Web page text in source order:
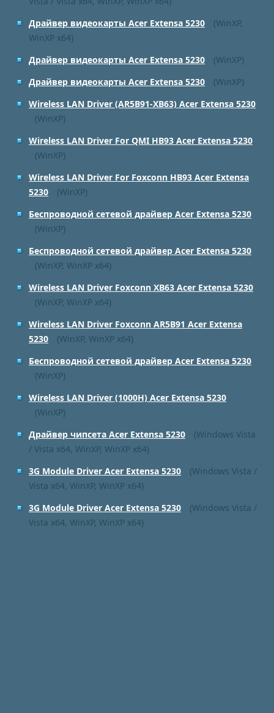
Драйвер видеокарты Acer Extensa 5230
(WinXP,
WinXP x64)
Драйвер видеокарты Acer Extensa 5230
(WinXP)
Драйвер видеокарты Acer Extensa 5230
(WinXP)
Wireless LAN Driver (AR5B91-XB63) Acer Extensa 5230
(WinXP)
Wireless LAN Driver For QMI HB93 Acer Extensa 5230
(WinXP)
Wireless LAN Driver For Foxconn HB93 Acer Extensa
5230
(WinXP)
Беспроводной сетевой драйвер Acer Extensa 5230
(WinXP)
Беспроводной сетевой драйвер Acer Extensa 5230
(WinXP, WinXP x64)
Wireless LAN Driver Foxconn XB63 Acer Extensa 5230
(WinXP, WinXP x64)
Wireless LAN Driver Foxconn AR5B91 Acer Extensa
5230
(WinXP, WinXP x64)
Беспроводной сетевой драйвер Acer Extensa 5230
(WinXP)
Wireless LAN Driver (1000H) Acer Extensa 5230
(WinXP)
Драйвер чипсета Acer Extensa 5230
(Windows Vista
/ Vista x64, WinXP, WinXP x64)
3G Module Driver Acer Extensa 5230
(Windows Vista /
Vista x64, WinXP, WinXP x64)
3G Module Driver Acer Extensa 5230
(Windows Vista /
Vista x64, WinXP, WinXP x64)